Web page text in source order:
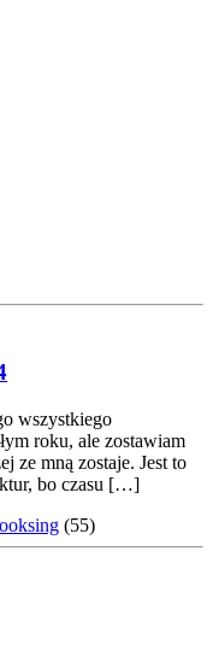
wszystkiego
roku, ale zostawiam
ze mną zostaje. Jest to
bo czasu […]
(55)